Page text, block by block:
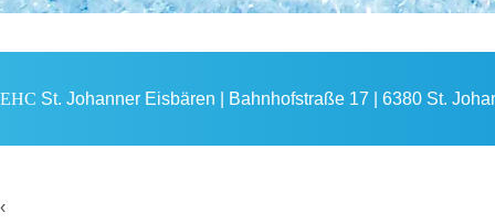
EHC St. Johanner Eisbären | Bahnhofstraße 17 | 6380 St.
‹